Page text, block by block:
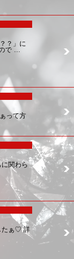
？」に
で …
って方
関わら
たぁ♡ 詳